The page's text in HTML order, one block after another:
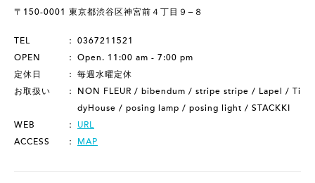
〒150-0001 東京都渋谷区神宮前４丁目９−８
TEL
0367211521
OPEN
Open. 11:00 am - 7:00 pm
定休日
毎週水曜定休
お取扱い
NON FLEUR / bibendum / stripe stripe / Lapel / Ti
dyHouse / posing lamp / posing light / STACKKI
WEB
URL
ACCESS
MAP